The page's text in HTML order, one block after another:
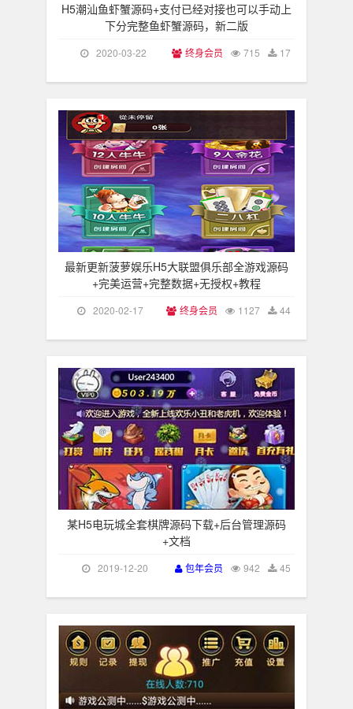
H5潮汕鱼虾蟹源码+支付已经对接也可以手动上
下分完整鱼虾蟹源码，新二版
2020-03-22 17
715
终身会员
最新更新菠萝娱乐H5大联盟俱乐部全游戏源码
+完美运营+完整数据+无授权+教程
2020-02-17 44
1127
终身会员
某H5电玩城全套棋牌源码下载+后台管理源码
+文档
2019-12-20 45
942
包年会员